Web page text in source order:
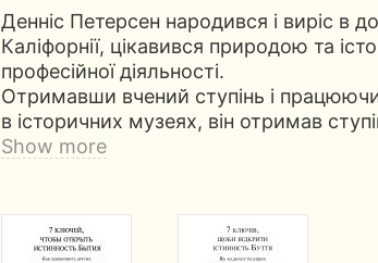
Денніс Петерсен народився і виріс в
Каліфорнії, цікавився природою та
професійної діяльності.
Отримавши вчений ступінь і
в історичних музеях, він отримав
Show more